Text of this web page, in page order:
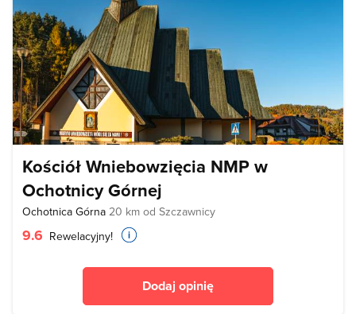
Kościół Wniebowzięcia NMP w
Ochotnicy Górnej
Ochotnica Górna 20 km od Szczawnicy
9.6 Rewelacyjny!
Dodaj opinię